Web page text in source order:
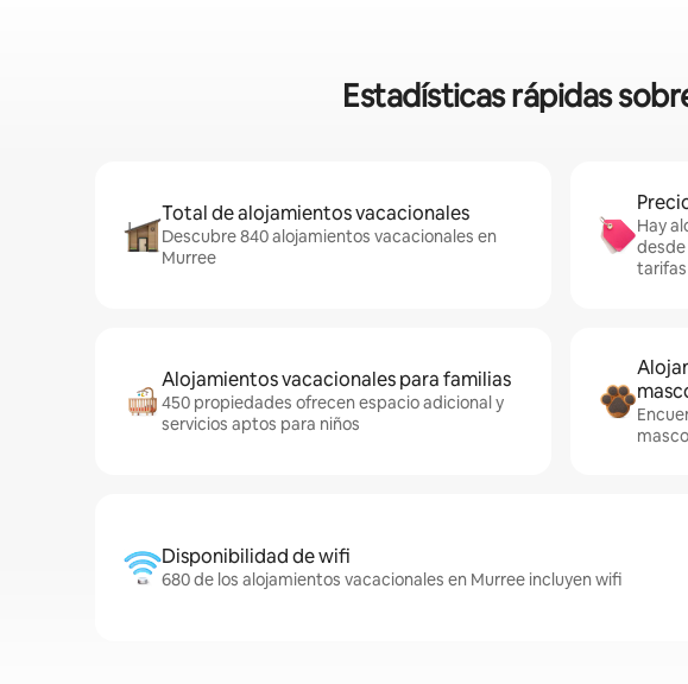
Estadísticas rápidas
Total de alojamientos vacacionales
Descubre 840 alojamientos vacacionales en
Murree
Hay
desde
Alojamientos vacacionales para familias
450 propiedades ofrecen espacio adicional y
servicios aptos para niños
Disponibilidad de wifi
680 de los alojamientos vacacionales en Murree incluyen wifi